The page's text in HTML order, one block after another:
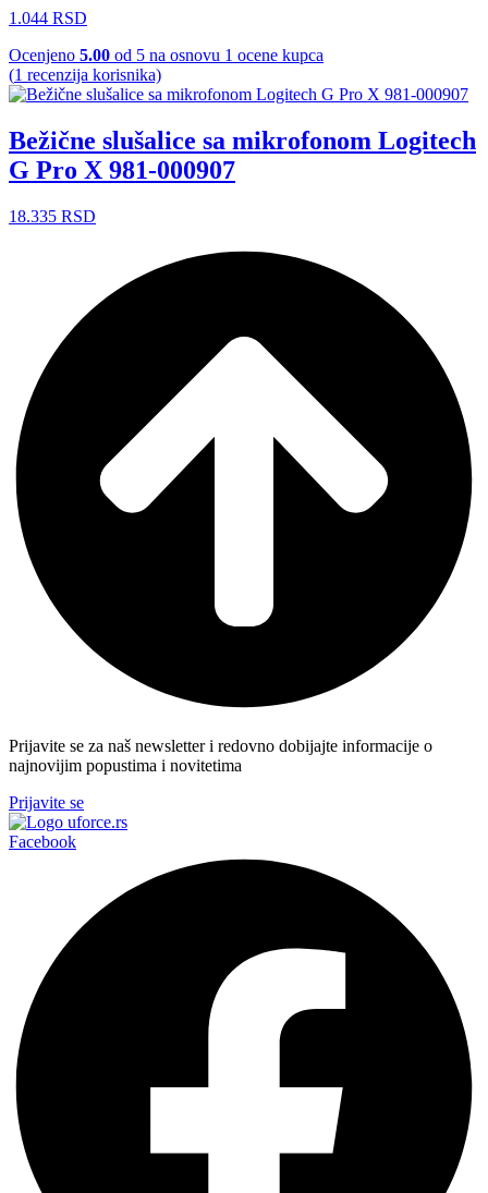
1.044 RSD
Ocenjeno 5.00 od 5 na osnovu 1 ocene kupca
(1 recenzija korisnika)
Bežične slušalice sa mikrofonom Logitech
G Pro X 981-000907
18.335 RSD
Prijavite se za naš newsletter i redovno dobijajte informacije o
najnovijim popustima i novitetima
Prijavite se
Facebook